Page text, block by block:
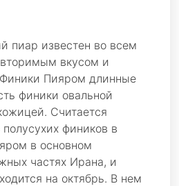
пиар известен во всем
вкусом и
Пияром длинные
финики овальной
Считается
фиников в
в основном
частях Ирана, и
на октябрь. В нем